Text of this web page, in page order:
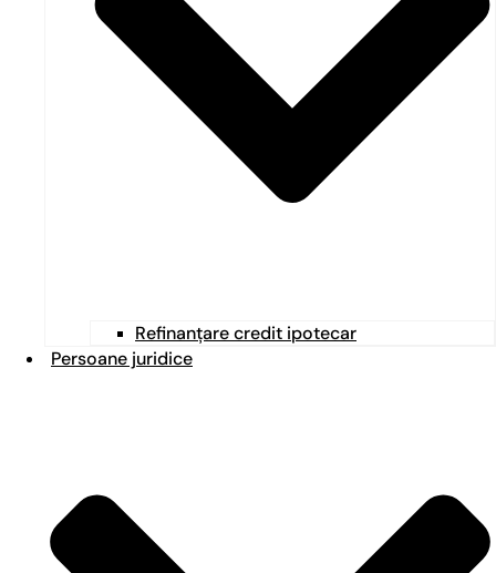
Refinanțare credit ipotecar
Persoane juridice